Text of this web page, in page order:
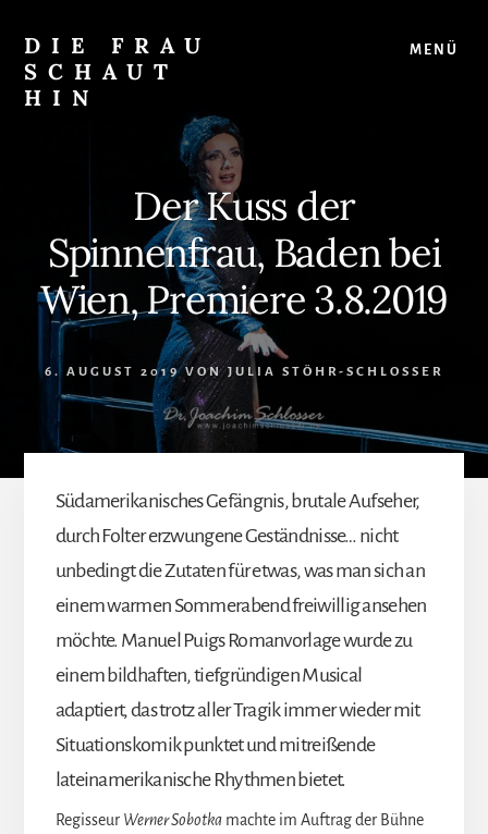
content
Seitenspalte
springen
DIE FRAU
SCHAUT
HIN
MENÜ
Der Kuss der
Spinnenfrau, Baden bei
Wien, Premiere 3.8.2019
6. AUGUST 2019VONJULIA STÖHR-SCHLOSSER
Südamerikanisches Gefängnis, brutale Aufseher,
durch Folter erzwungene Geständnisse… nicht
unbedingt die Zutaten für etwas, was man sich an
einem warmen Sommerabend freiwillig ansehen
möchte. Manuel Puigs Romanvorlage wurde zu
einem bildhaften, tiefgründigen Musical
adaptiert, das trotz aller Tragik immer wieder mit
Situationskomik punktet und mitreißende
lateinamerikanische Rhythmen bietet.
Regisseur Werner Sobotkamachte im Auftrag der Bühne